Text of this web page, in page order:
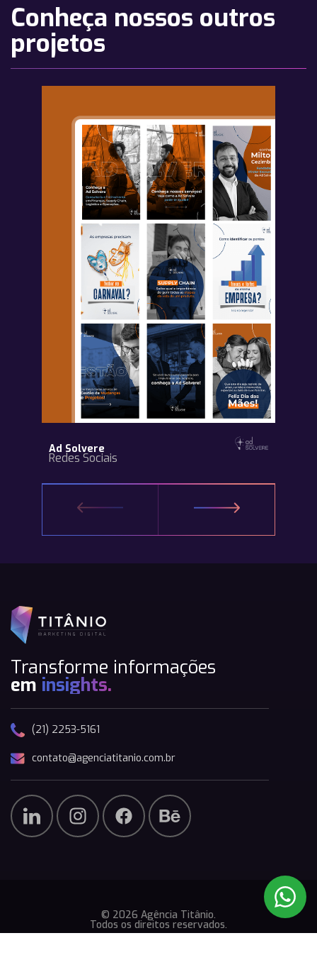
Conheça nossos outros
projetos
Ad Solvere
Redes Sociais
Transforme informações
em insights.
(21) 2253-5161
contato@agenciatitanio.com.br
© 2026 Agência Titânio.
Todos os direitos reservados.